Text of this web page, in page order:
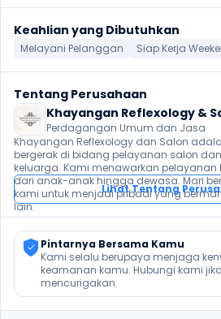
Keahlian yang Dibutuhkan
Melayani Pelanggan Siap Kerja
Tentang Perusahaan
Khayangan Reflexology &
Perdagangan Umum dan Jasa
Khayangan Reflexology dan Salon
bergerak di bidang pelayanan salon
keluarga. Kami menawarkan pelayanan
dari anak-anak hingga dewasa. Mari
kami untuk menjadi pribadi yang
lain.
Lihat Tentang
Pintarnya Bersama Kamu
Kami selalu berupaya menjaga
keamanan kamu. Hubungi kami
mencurigakan.